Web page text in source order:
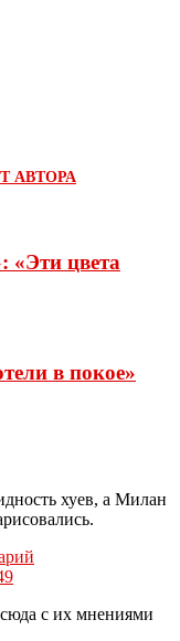
АВТОРА
«Эти цвета
в покое»
хуев, а Милан
с их мнениями